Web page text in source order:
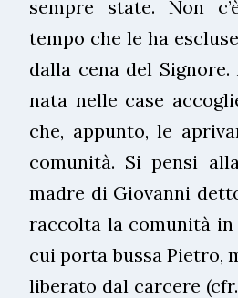
sempre state. Non
tempo che le ha
dalla cena del Signore.
nata nelle case
che, appunto, le
comunità. Si pensi
madre di Giovanni
raccolta la comunità in
cui porta bussa Pietro,
liberato dal carcere (cfr.